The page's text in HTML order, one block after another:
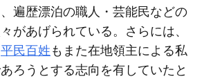
、遍歴漂泊の職人・芸能民などの
があげられている。さらには、
平民百姓 もまた在地領主による私
ろうとする志向を有していたと